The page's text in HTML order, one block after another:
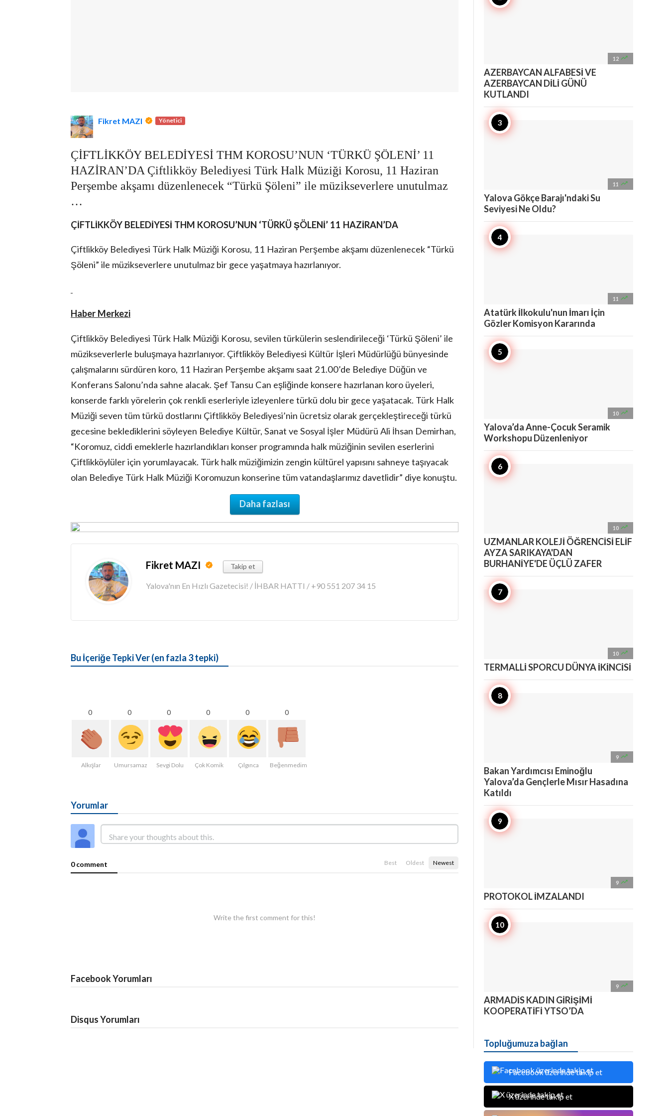
Fikret MAZI Yönetici
ÇİFTLİKKÖY BELEDİYESİ THM KOROSU’NUN ‘TÜRKÜ ŞÖLENİ’ 11
HAZİRAN’DA Çiftlikköy Belediyesi Türk Halk Müziği Korosu, 11 Haziran
Perşembe akşamı düzenlenecek “Türkü Şöleni” ile müzikseverlere unutulmaz
…
ÇİFTLİKKÖY BELEDİYESİ THM KOROSU’NUN ‘TÜRKÜ ŞÖLENİ’ 11 HAZİRAN’DA
Çiftlikköy Belediyesi Türk Halk Müziği Korosu, 11 Haziran Perşembe akşamı düzenlenecek “Türkü
Şöleni” ile müzikseverlere unutulmaz bir gece yaşatmaya hazırlanıyor.
Haber Merkezi
Çiftlikköy Belediyesi Türk Halk Müziği Korosu, sevilen türkülerin seslendirileceği ‘Türkü Şöleni’ ile
müzikseverlerle buluşmaya hazırlanıyor. Çiftlikköy Belediyesi Kültür İşleri Müdürlüğü bünyesinde
çalışmalarını sürdüren koro, 11 Haziran Perşembe akşamı saat 21.00’de Belediye Düğün ve
Konferans Salonu’nda sahne alacak. Şef Tansu Can eşliğinde konsere hazırlanan koro üyeleri,
konserde farklı yörelerin çok renkli eserleriyle izleyenlere türkü dolu bir gece yaşatacak. Türk Halk
Müziği seven tüm türkü dostlarını Çiftlikköy Belediyesi’nin ücretsiz olarak gerçekleştireceği türkü
gecesine beklediklerini söyleyen Belediye Kültür, Sanat ve Sosyal İşler Müdürü Ali İhsan Demirhan,
“Koromuz, ciddi emeklerle hazırlandıkları konser programında halk müziğinin sevilen eserlerini
Çiftlikköylüler için yorumlayacak. Türk halk müziğimizin zengin kültürel yapısını sahneye taşıyacak
olan Belediye Türk Halk Müziği Koromuzun konserine tüm vatandaşlarımız davetlidir” diye konuştu.
Daha fazlası
Fikret MAZI Takip et
Yalova'nın En Hızlı Gazetecisi! / İHBAR HATTI / +90 551 207 34 15
Bu İçeriğe Tepki Ver (en fazla 3 tepki)
0
Alkışlar
0
Umursamaz
0
Sevgi Dolu
0
Çok Komik
0
Çılgınca
0
Beğenmedim
Yorumlar
0 comment Best Oldest Newest
Write the first comment for this!
Facebook Yorumları
Disqus Yorumları
12 
AZERBAYCAN ALFABESİ VE
AZERBAYCAN DİLİ GÜNÜ
KUTLANDI
11 
Yalova Gökçe Barajı'ndaki Su
Seviyesi Ne Oldu?
11 
Atatürk İlkokulu'nun İmarı İçin
Gözler Komisyon Kararında
10 
Yalova’da Anne-Çocuk Seramik
Workshopu Düzenleniyor
10 
UZMANLAR KOLEJİ ÖĞRENCİSİ ELİF
AYZA SARIKAYA'DAN
BURHANİYE'DE ÜÇLÜ ZAFER
10 
TERMALLİ SPORCU DÜNYA İKİNCİSİ
9 
Bakan Yardımcısı Eminoğlu
Yalova’da Gençlerle Mısır Hasadına
Katıldı
9 
PROTOKOL İMZALANDI
9 
ARMADİS KADIN GİRİŞİMİ
KOOPERATİFİ YTSO’DA
Topluğumuza bağlan
Facebook üzerinde takip et
X üzerinde takip et